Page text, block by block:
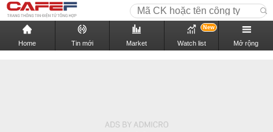
Home Tin mới Market Watch list
New
Mở rộng